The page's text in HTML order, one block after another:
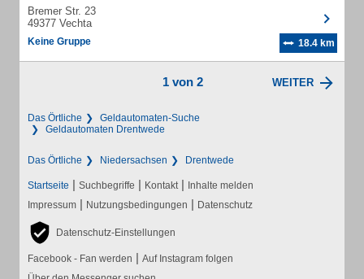
Bremer Str. 23
49377 Vechta
Keine Gruppe 18.4 km
1 von 2 WEITER
Das Örtliche
Geldautomaten-Suche
Geldautomaten Drentwede
Das Örtliche Niedersachsen Drentwede
Startseite | Suchbegriffe | Kontakt | Inhalte melden
Impressum | Nutzungsbedingungen | Datenschutz
Datenschutz-Einstellungen
Facebook - Fan werden | Auf Instagram folgen